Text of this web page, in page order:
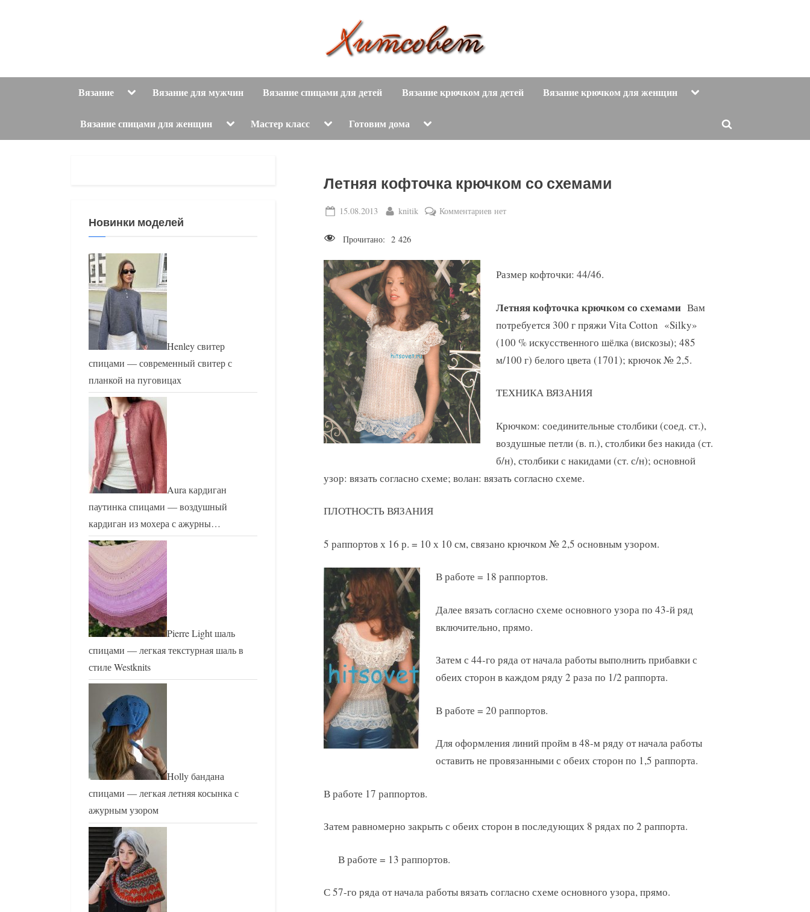
и
т
о
в
е
т
вязание
с
описанием
и
Вязание ToggleВязание для мужчин Вязание спицами для детей Вязание крючком для детей Вязание крючком для женщин Toggle
Вязание спицами для женщин Toggle
menu
Мастер класс Toggle
menu
Готовим дома Toggle
menu
Toggle
Летняя кофточка крючком со схемами
Posted
15.08.2013 By
knitik Комментариев к
крючком
нет
Прочитано: 2 426
Размер кофточки: 44/46.
Летняя кофточка крючком со схемамиВам
потребуется 300 г пряжи Vita Cotton «Silky»
(100 % искусственного шёлка (вискозы); 485
м/100 г) белого цвета (1701); крючок № 2,5.
ТЕХНИКА ВЯЗАНИЯ
Крючком: соединительные столбики (соед. ст.),
воздушные петли (в. п.), столбики без накида (ст.
б/н), столбики с накидами (ст. с/н); основной
узор: вязать согласно схеме; волан: вязать согласно схеме.
ПЛОТНОСТЬ ВЯЗАНИЯ
5 раппортов х 16 р. = 10 х 10 см, связано крючком № 2,5 основным узором.
В работе = 18 раппортов.
Далее вязать согласно схеме основного узора по 43-й ряд
включительно, прямо.
Затем с 44-го ряда от начала работы выполнить прибавки с
обеих сторон в каждом ряду 2 раза по 1/2 раппорта.
В работе = 20 раппортов.
Для оформления линий пройм в 48-м ряду от начала работы
оставить не провязанными с обеих сторон по 1,5 раппорта.
В работе 17 раппортов.
Затем равномерно закрыть с обеих сторон в последующих 8 рядах по 2 раппорта.
В работе = 13 раппортов.
С 57-го ряда от начала работы вязать согласно схеме основного узора, прямо.
Новинки моделей
Henley свитер
спицами — современный свитер с
планкой на пуговицах
Aura кардиган
паутинка спицами — воздушный
кардиган из мохера с ажурны…
Pierre Light шаль
спицами — легкая текстурная шаль в
стиле Westknits
Holly бандана
спицами — легкая летняя косынка с
ажурным узором